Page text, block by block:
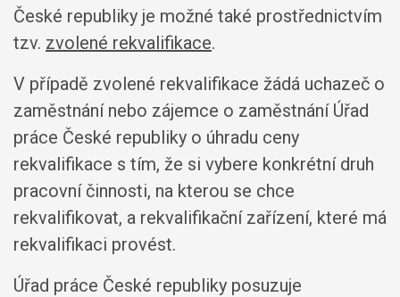
České republiky je možné také prostřednictvím
tzv. zvolené rekvalifikace.
V případě zvolené rekvalifikace žádá uchazeč o
zaměstnání nebo zájemce o zaměstnání Úřad
práce České republiky o úhradu ceny
rekvalifikace s tím, že si vybere konkrétní druh
pracovní činnosti, na kterou se chce
rekvalifikovat, a rekvalifikační zařízení, které má
rekvalifikaci provést.
Úřad práce České republiky posuzuje